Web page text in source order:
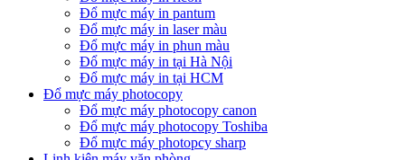
Đổ mực máy in pantum
Đổ mực máy in laser màu
Đổ mực máy in phun màu
Đổ mực máy in tại Hà Nội
Đổ mực máy in tại HCM
Đổ mực máy photocopy
Đổ mực máy photocopy canon
Đổ mực máy photocopy Toshiba
Đổ mực máy photopcy sharp